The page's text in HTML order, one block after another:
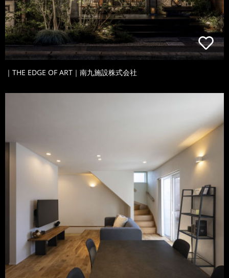
｜THE EDGE OF ART｜南九施設株式会社